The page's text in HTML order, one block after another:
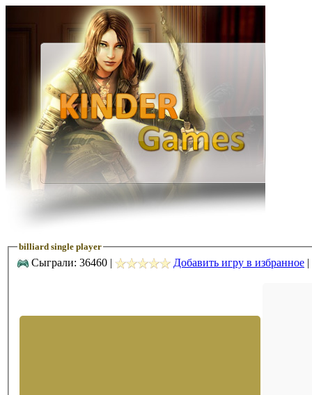
billiard single player
Сыграли: 36460 | Добавить игру в избранное |